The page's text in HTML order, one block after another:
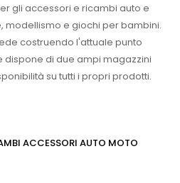
gli accessori e ricambi auto e
modellismo e giochi per bambini.
costruendo l'attuale punto
dispone di due ampi magazzini
su tutti i propri prodotti.
ACCESSORI AUTO MOTO